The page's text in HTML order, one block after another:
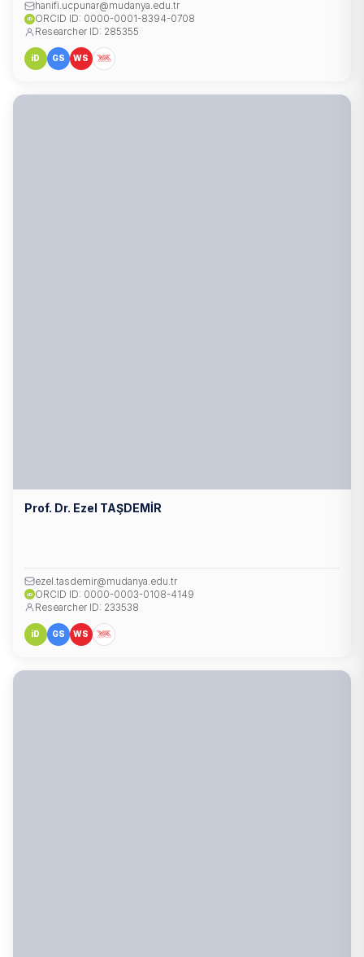
hanifi.ucpunar@mudanya.edu.tr
iD ORCID ID: 0000-0001-8394-0708
Researcher ID: 285355
iD GS WS
Prof. Dr. Ezel TAŞDEMİR
ezel.tasdemir@mudanya.edu.tr
iD ORCID ID: 0000-0003-0108-4149
Researcher ID: 233538
iD GS WS